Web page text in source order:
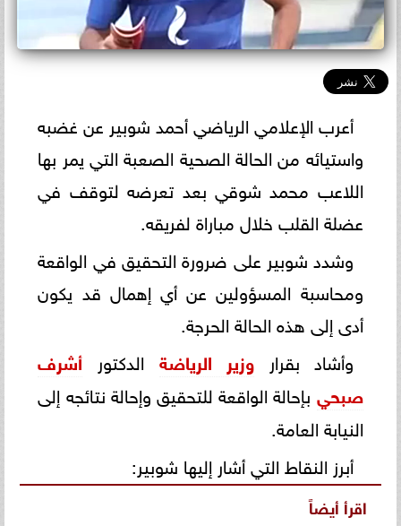
أعرب الإعلامي الرياضي أحمد شوبير عن غضبه
واستيائه من الحالة الصحية الصعبة التي يمر بها
اللاعب محمد شوقي بعد تعرضه لتوقف في
عضلة القلب خلال مباراة لفريقه.
وشدد شوبير على ضرورة التحقيق في الواقعة
ومحاسبة المسؤولين عن أي إهمال قد يكون
أدى إلى هذه الحالة الحرجة.
وأشاد بقرار وزير الرياضة الدكتور أشرف
صبحي بإحالة الواقعة للتحقيق وإحالة نتائجه إلى
النيابة العامة.
أبرز النقاط التي أشار إليها شوبير:
اقرأ أيضاً